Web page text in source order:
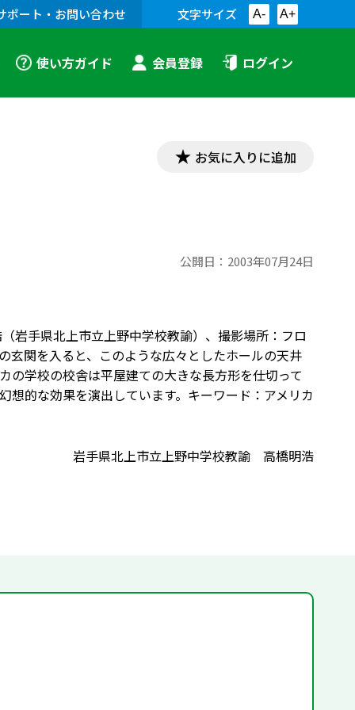
ポート・お問い合わせ 文字サイズ A- A+
使い方ガイド 会員登録 ログイン
お気に入りに追加
公開日： 2003年07月24日
岩手県北上市立上野中学校教諭）、撮影場所：フロ
玄関を入ると、このような広々としたホールの天井
学校の校舎は平屋建ての大きな長方形を仕切って
的な効果を演出しています。キーワード：アメリカ
岩手県北上市立上野中学校教諭 高橋明浩